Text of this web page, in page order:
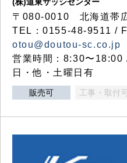
〒080-0010 北海道帯
TEL：0155-48-9511 /
otou@doutou-sc.co.jp
営業時間：8:30〜18:00
日・他・土曜日有
販売可 工事・取付